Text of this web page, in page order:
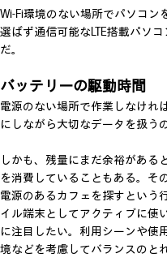
Wi-Fi環境のない場所でパソコン
選ばず通信可能なLTE搭載パソ
だ。
バッテリーの駆動時間
電源のない場所で作業しなけれ
にしながら大切なデータを扱う
しかも、残量にまだ余裕がある
を消費していることもある。そ
電源のあるカフェを探すという
イル端末としてアクティブに使
に注目したい。利用シーンや使
境などを考慮してバランスのと